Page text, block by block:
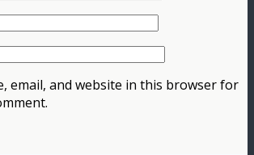
email, and website in this browser for